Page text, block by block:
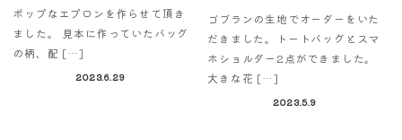
ポップなエプロンを作らせて頂き
ました。 見本に作っていたバッグ
の柄、配 […]
2023.6.29
ゴブランの生地でオーダーをいた
だきました。トートバッグとスマ
ホショルダー2点ができました。
大きな花 […]
2023.5.9